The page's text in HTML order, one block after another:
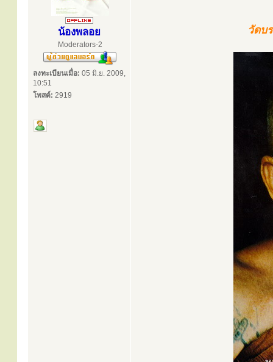
น้องพลอย
Moderators-2
ลงทะเบียนเมื่อ: 05 มิ.ย. 2009,
10:51
โพสต์: 2919
วัดบ